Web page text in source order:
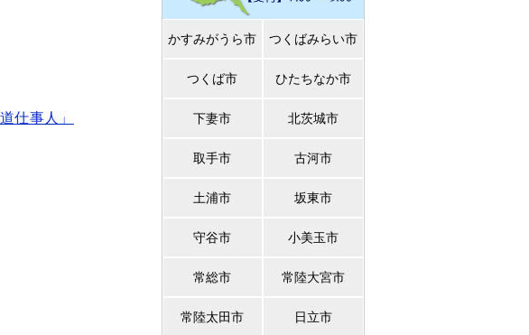
仕事人」
かすみがうら市 つくばみらい市
つくば市 ひたちなか市
下妻市 北茨城市
取手市 古河市
土浦市 坂東市
守谷市 小美玉市
常総市 常陸大宮市
常陸太田市 日立市